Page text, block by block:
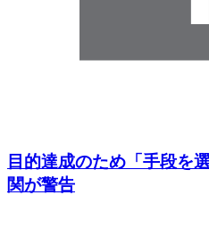
目的達成のため「手段
関が警告